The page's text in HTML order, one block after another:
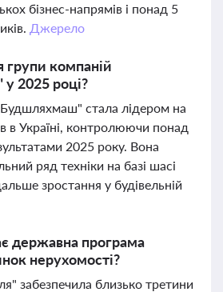
бізнес-напрямів і понад 5
Джерело
групи компаній
2025 році?
стала лідером на
в Україні, контролюючи понад
2025 року. Вона
ряд техніки на базі шасі
зростання у будівельній
державна програма
нерухомості?
забезпечила близько третини